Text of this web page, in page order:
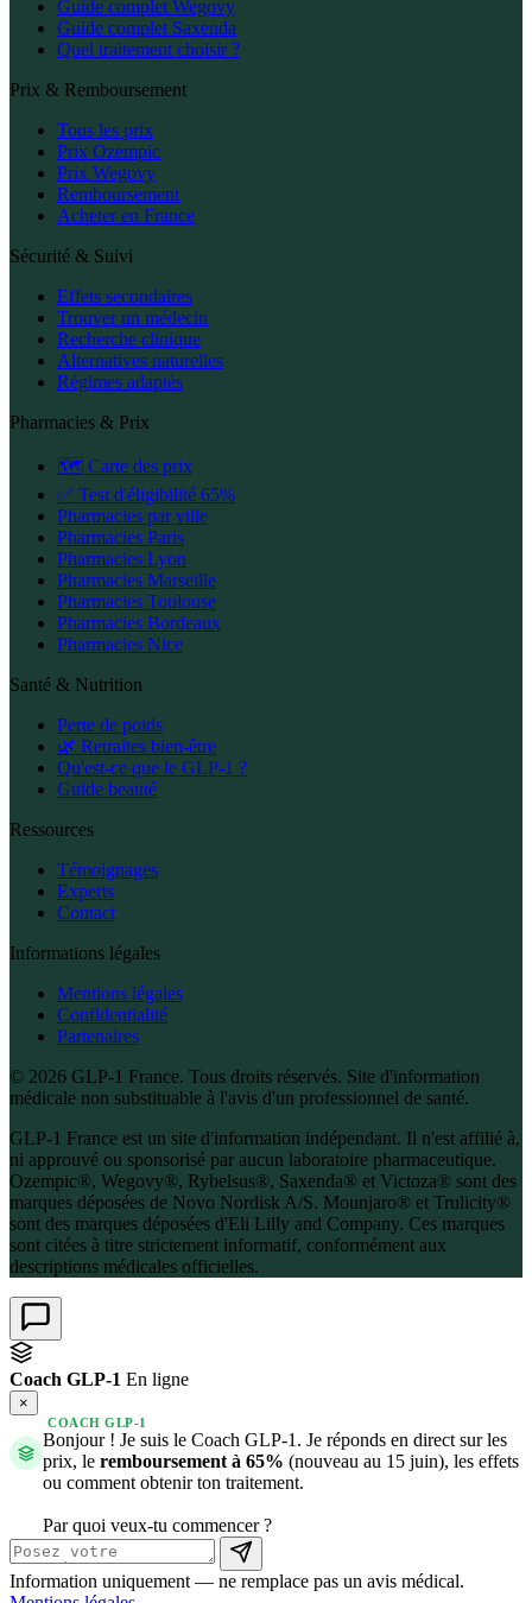
Guide complet Wegovy
Guide complet Saxenda
Quel traitement choisir ?
Prix & Remboursement
Tous les prix
Prix Ozempic
Prix Wegovy
Remboursement
Acheter en France
Sécurité & Suivi
Effets secondaires
Trouver un médecin
Recherche clinique
Alternatives naturelles
Régimes adaptés
Pharmacies & Prix
🗺️ Carte des prix
✅ Test d'éligibilité 65%
Pharmacies par ville
Pharmacies Paris
Pharmacies Lyon
Pharmacies Marseille
Pharmacies Toulouse
Pharmacies Bordeaux
Pharmacies Nice
Santé & Nutrition
Perte de poids
🌿 Retraites bien-être
Qu'est-ce que le GLP-1 ?
Guide beauté
Ressources
Témoignages
Experts
Contact
Informations légales
Mentions légales
Confidentialité
Partenaires
© 2026 GLP-1 France. Tous droits réservés. Site d'information
médicale non substituable à l'avis d'un professionnel de santé.
GLP-1 France est un site d'information indépendant. Il n'est affilié à,
ni approuvé ou sponsorisé par aucun laboratoire pharmaceutique.
Ozempic®, Wegovy®, Rybelsus®, Saxenda® et Victoza® sont des
marques déposées de Novo Nordisk A/S. Mounjaro® et Trulicity®
sont des marques déposées d'Eli Lilly and Company. Ces marques
sont citées à titre strictement informatif, conformément aux
descriptions médicales officielles.
Coach GLP-1 En ligne
×
COACH GLP-1
Bonjour ! Je suis le Coach GLP-1. Je réponds en direct sur les
prix, le remboursement à 65% (nouveau au 15 juin), les effets
ou comment obtenir ton traitement.
Par quoi veux-tu commencer ?
Information uniquement — ne remplace pas un avis médical.